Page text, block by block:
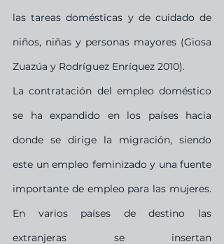
las tareas domésticas y de cuidado de
niños, niñas y personas mayores (Giosa
Zuazúa y Rodríguez Enríquez 2010).
La contratación del empleo doméstico
se ha expandido en los países hacia
donde se dirige la migración, siendo
este un empleo feminizado y una fuente
importante de empleo para las mujeres.
En varios países de destino las
extranjeras se insertan